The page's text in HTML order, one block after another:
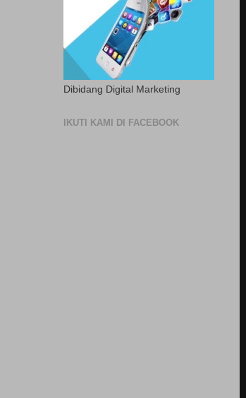
Dibidang Digital Marketing
IKUTI KAMI DI FACEBOOK